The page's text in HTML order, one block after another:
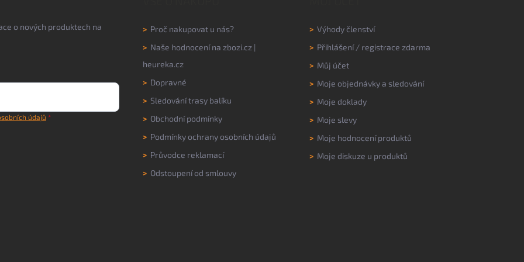
o nových produktech na
údajů
> Proč nakupovat u nás?
> Naše hodnocení na zbozi.cz |
heureka.cz
> Dopravné
> Sledování trasy balíku
> Obchodní podmínky
> Podmínky ochrany osobních údajů
> Průvodce reklamací
> Odstoupení od smlouvy
> Výhody členství
> Přihlášení/ registrace zdarma
> Můj účet
> Moje objednávky a sledování
> Moje doklady
> Moje slevy
> Moje hodnocení produktů
> Moje diskuze u produktů